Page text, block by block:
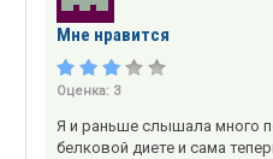
Мне нравится
Оценка: 3
Я и раньше слышала много
белковой диете и сама